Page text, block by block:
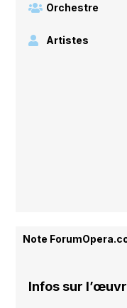
Orchestre
Artistes
Note
Infos sur